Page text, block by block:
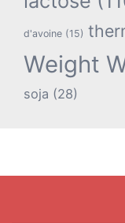
d'avoine (15)
Weight
soja (28)